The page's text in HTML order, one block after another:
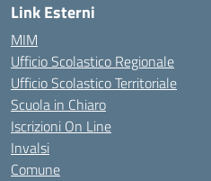
Link Esterni
MIM
Ufficio Scolastico Regionale
Ufficio Scolastico Territoriale
Scuola in Chiaro
Iscrizioni On Line
Invalsi
Comune